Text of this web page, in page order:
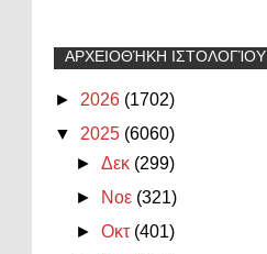
ΑΡΧΕΙΟΘΉΚΗ ΙΣΤΟΛΟΓΊΟΥ
► 2026 (1702)
▼ 2025 (6060)
►Δεκ (299)
►
Νοε (321)
►Οκτ (401)